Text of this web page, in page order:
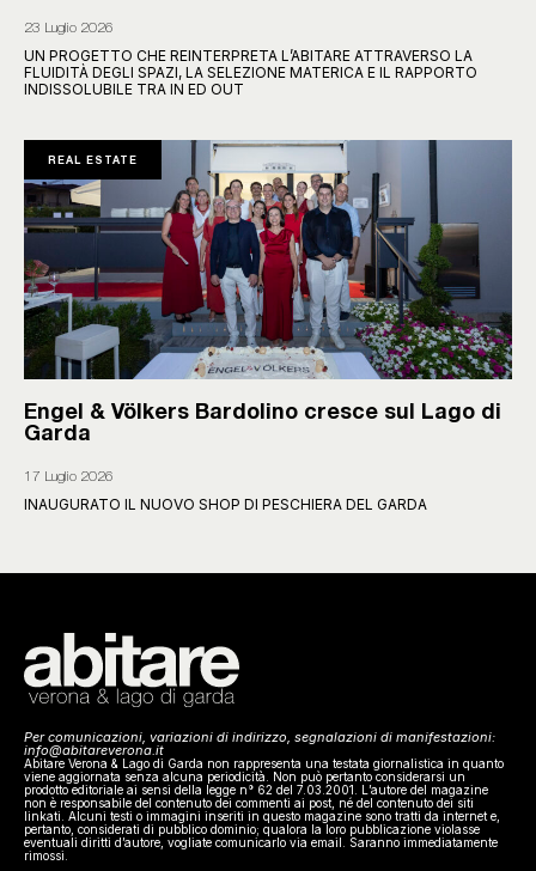
23 Luglio 2026
UN PROGETTO CHE REINTERPRETA L’ABITARE ATTRAVERSO LA
FLUIDITÀ DEGLI SPAZI, LA SELEZIONE MATERICA E IL RAPPORTO
INDISSOLUBILE TRA IN ED OUT
REAL ESTATE
Engel & Völkers Bardolino cresce sul Lago di
Garda
17 Luglio 2026
INAUGURATO IL NUOVO SHOP DI PESCHIERA DEL GARDA
Per comunicazioni, variazioni di indirizzo, segnalazioni di manifestazioni:
info@abitareverona.it
Abitare Verona & Lago di Garda non rappresenta una testata giornalistica in quanto
viene aggiornata senza alcuna periodicità. Non può pertanto considerarsi un
prodotto editoriale ai sensi della legge n° 62 del 7.03.2001. L’autore del magazine
non è responsabile del contenuto dei commenti ai post, né del contenuto dei siti
linkati. Alcuni testi o immagini inseriti in questo magazine sono tratti da internet e,
pertanto, considerati di pubblico dominio; qualora la loro pubblicazione violasse
eventuali diritti d’autore, vogliate comunicarlo via email. Saranno immediatamente
rimossi.